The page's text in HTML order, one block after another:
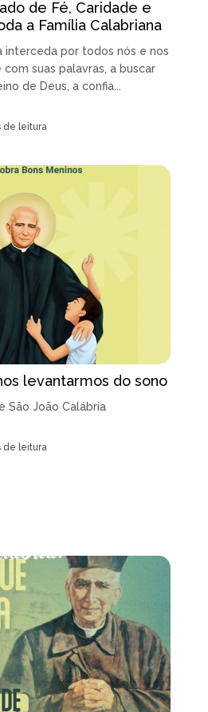
de Fé, Caridade e
a Família Calabriana
interceda por todos nós e nos
suas palavras, a buscar
de Deus, a confia...
de leitura
levantarmos do sono
São João Calábria
de leitura